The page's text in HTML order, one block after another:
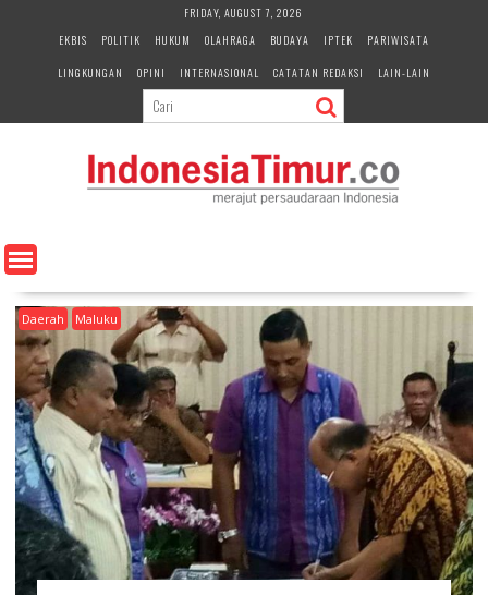
e
n
FRIDAY, AUGUST 7, 2026
EKBIS
POLITIK HUKUM OLAHRAGA BUDAYA IPTEK
PARIWISATA
LINGKUNGAN
OPINI INTERNASIONAL CATATAN REDAKSI LAIN-LAIN
Daerah Maluku